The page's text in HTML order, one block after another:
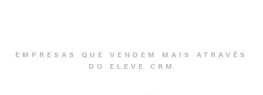
EMPRESAS QUE VENDEM MAIS ATRAVÉS
DO ELEVE CRM